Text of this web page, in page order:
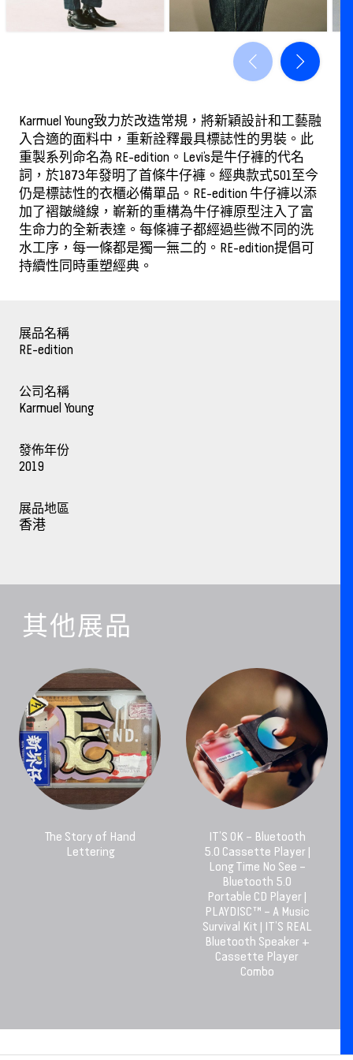
Karmuel Young致力於改造常規，將新穎設計和工藝融
入合適的面料中，重新詮釋最具標誌性的男裝。此
重製系列命名為 RE-edition。Levi’s是牛仔褲的代名
詞，於1873年發明了首條牛仔褲。經典款式501至今
仍是標誌性的衣櫃必備單品。RE-edition 牛仔褲以添
加了褶皺縫線，嶄新的重構為牛仔褲原型注入了富
生命力的全新表達。每條褲子都經過些微不同的洗
水工序，每一條都是獨一無二的。RE-edition提倡可
持續性同時重塑經典。
展品名稱
RE-edition
公司名稱
Karmuel Young
發佈年份
2019
展品地區
香港
其他展品
The Story of Hand
Lettering
IT’S OK – Bluetooth
5.0 Cassette Player |
Long Time No See –
Bluetooth 5.0
Portable CD Player |
PLAYDISC™ – A Music
Survival Kit | IT’S REAL
Bluetooth Speaker +
Cassette Player
Combo